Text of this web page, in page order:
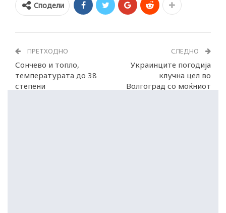
Сподели
ПРЕТХОДНО
Сончево и топло,
температурата до 38
степени
СЛЕДНО
Украинците погодија
клучна цел во
Волгоград со моќниот